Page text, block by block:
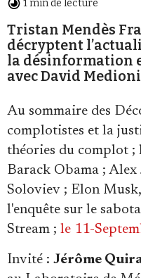
Faire
Se
1 min de lecture
Tristan Mendès
décryptent
la désinformation
avec David
Au sommaire des
complotistes et la
théories du complot ;
Barack Obama ;
Soloviev ; Elon
l'enquête sur le
Stream ; le 11-
Invité : Jérôme